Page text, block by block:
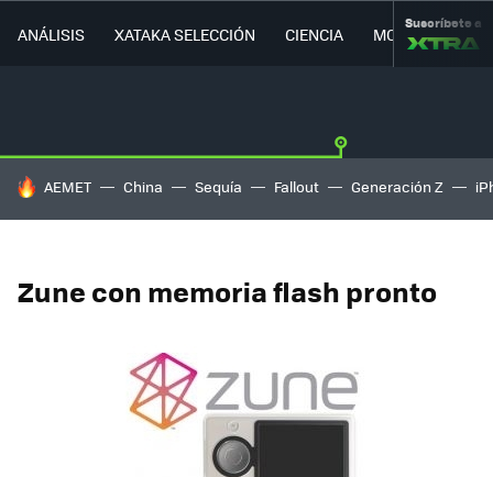
ANÁLISIS XATAKA SELECCIÓN CIENCIA MOVILIDAD
Suscríbete a
HOY SE HABLA DE
AEMET China Sequía Fallout Generación Z
Zune con memoria flash pronto